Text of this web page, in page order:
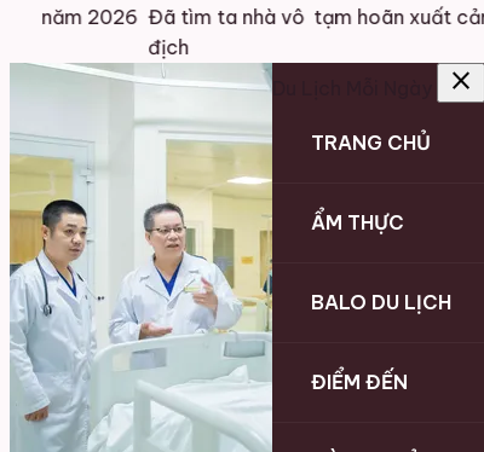
năm 2026Đã tìm ta nhà vô
địch
tạm hoãn xuất cảnh
close
TRANG CHỦ
ẨM THỰC
BALO DU LỊCH
ĐIỂM ĐẾN